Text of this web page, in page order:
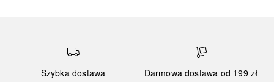
Szybka dostawa
Darmowa dostawa od 199 zł